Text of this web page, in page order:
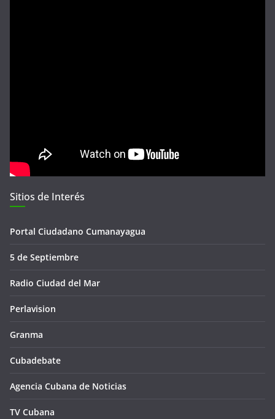
Sitios de Interés
Portal Ciudadano Cumanayagua
5 de Septiembre
Radio Ciudad del Mar
Perlavision
Granma
Cubadebate
Agencia Cubana de Noticias
TV Cubana